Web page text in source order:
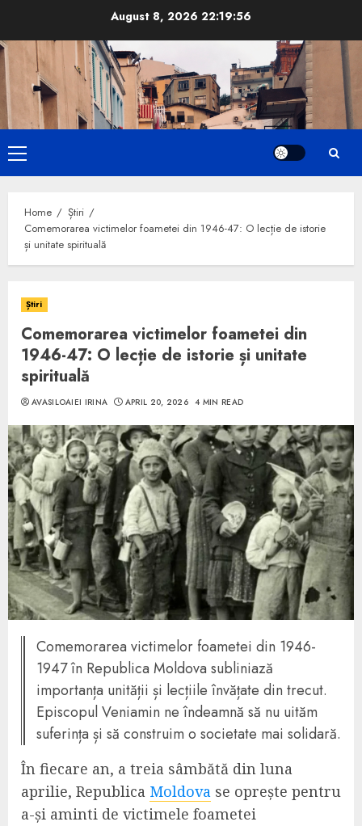
content
August 8, 202622:19:57
Primary
Menu
Home
Știri
Comemorarea victimelor foametei din 1946-47: O lecție de istorie
și unitate spirituală
Știri
Comemorarea victimelor foametei din
1946-47: O lecție de istorie și unitate
spirituală
AVASILOAIEI IRINA APRIL 20, 2026 4 MIN READ
Comemorarea victimelor foametei din 1946-
1947 în Republica Moldova subliniază
importanța unității și lecțiile învățate din trecut.
Episcopul Veniamin ne îndeamnă să nu uităm
suferința și să construim o societate mai solidară.
În fiecare an, a treia sâmbătă din luna
aprilie, Republica Moldova se oprește pentru
a-și aminti de victimele foametei